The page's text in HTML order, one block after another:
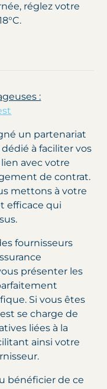
réglez votre
:
un partenariat
à faciliter vos
avec votre
de contrat.
mettons à votre
efficace qui
fournisseurs
présenter les
Si vous êtes
se charge de
liées à la
ainsi votre
bénéficier de ce